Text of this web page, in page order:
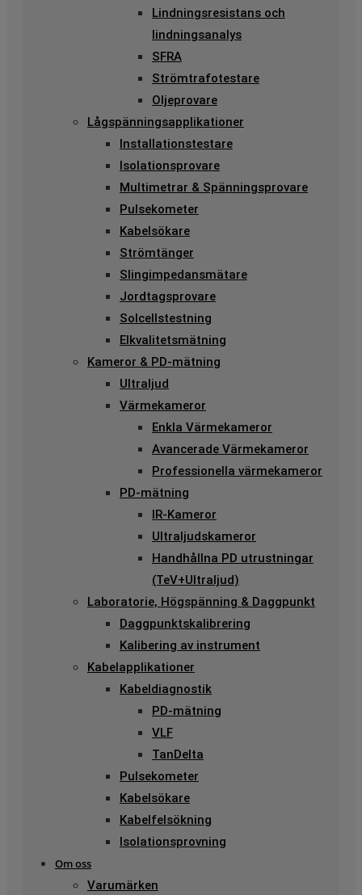
Lindningsresistans och
lindningsanalys
SFRA
Strömtrafotestare
Oljeprovare
Lågspänningsapplikationer
Installationstestare
Isolationsprovare
Multimetrar & Spänningsprovare
Pulsekometer
Kabelsökare
Strömtänger
Slingimpedansmätare
Jordtagsprovare
Solcellstestning
Elkvalitetsmätning
Kameror & PD-mätning
Ultraljud
Värmekameror
Enkla Värmekameror
Avancerade Värmekameror
Professionella värmekameror
PD-mätning
IR-Kameror
Ultraljudskameror
Handhållna PD utrustningar
(TeV+Ultraljud)
Laboratorie, Högspänning & Daggpunkt
Daggpunktskalibrering
Kalibering av instrument
Kabelapplikationer
Kabeldiagnostik
PD-mätning
VLF
TanDelta
Pulsekometer
Kabelsökare
Kabelfelsökning
Isolationsprovning
Om oss
Varumärken